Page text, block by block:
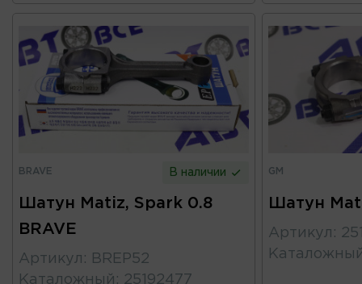
BRAVE В наличии
Шатун Matiz, Spark 0.8
BRAVE
Артикул :
BREP52
Каталожный : 25192477
GM
Шатун
Артикул :